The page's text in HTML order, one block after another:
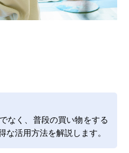
なく、普段の買い物をする
活用方法を解説します。